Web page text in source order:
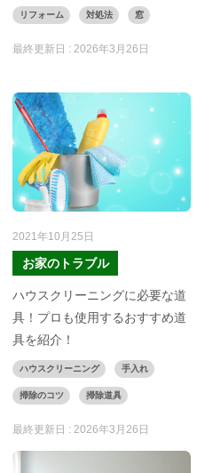
リフォーム 対処法 窓
最終更新日 : 2026年3月26日
2021年10月25日
お家のトラブル
ハウスクリーニングに必要な道
具！プロも使用するおすすめ道
具を紹介！
ハウスクリーニング 手入れ
掃除のコツ 掃除道具
最終更新日 : 2026年3月26日